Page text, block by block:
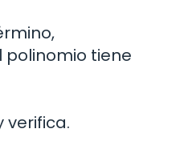
polinomio tiene
verifica.